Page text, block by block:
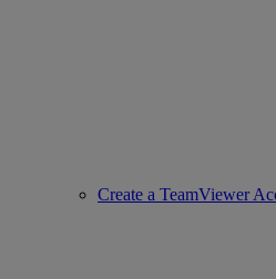
Create a TeamViewer